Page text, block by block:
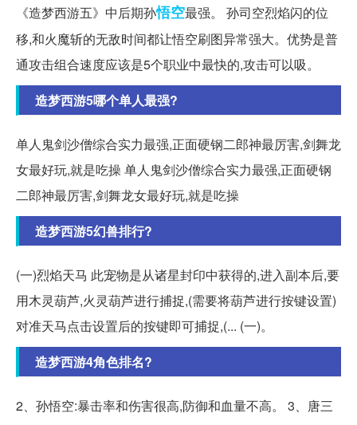
《造梦西游五》中后期孙悟空最强。 孙司空烈焰闪的位
移,和火魔斩的无敌时间都让悟空刷图异常强大。优势是普
通攻击组合速度应该是5个职业中最快的,攻击可以吸。
造梦西游5哪个单人最强?
单人鬼剑沙僧综合实力最强,正面硬钢二郎神最厉害,剑舞龙
女最好玩,就是吃操 单人鬼剑沙僧综合实力最强,正面硬钢
二郎神最厉害,剑舞龙女最好玩,就是吃操
造梦西游5幻兽排行?
(一)烈焰天马 此宠物是从诸星封印中获得的,进入副本后,要
用木灵葫芦,火灵葫芦进行捕捉,(需要将葫芦进行按键设置)
对准天马点击设置后的按键即可捕捉,(... (一)。
造梦西游4角色排名?
2、孙悟空:暴击率和伤害很高,防御和血量不高。 3、唐三